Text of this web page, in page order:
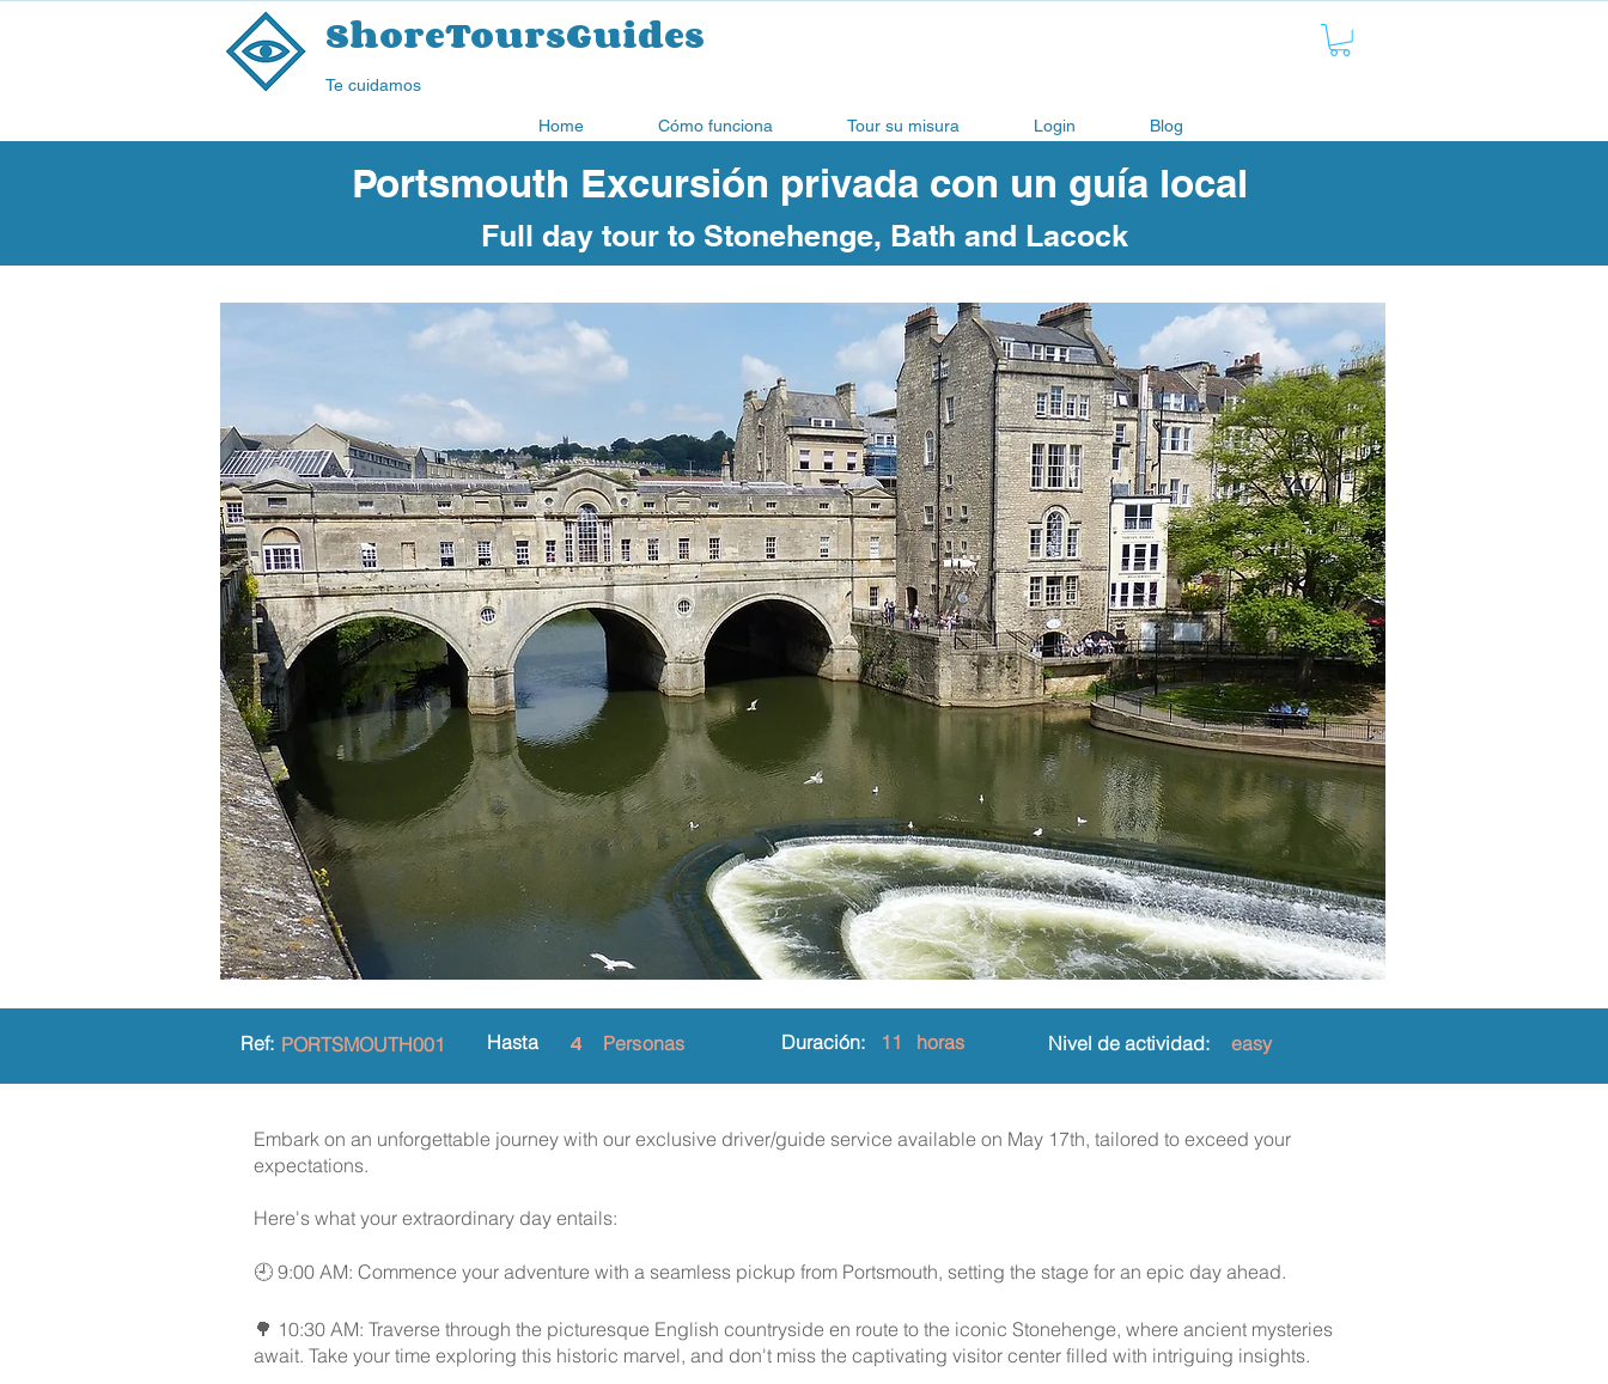
ShoreToursGuides
Te cuidamos
Home Cómo funciona Tour su misura Login Blog
Portsmouth Excursión privada con un guía local
Full day tour to Stonehenge, Bath and Lacock
Ref: PORTSMOUTH001 Hasta 4 Personas Duración: 11 horas Nivel de actividad: easy
Embark on an unforgettable journey with our exclusive driver/guide service available on May 17th, tailored to exceed your
expectations.
Here's what your extraordinary day entails:
🕘 9:00 AM: Commence your adventure with a seamless pickup from Portsmouth, setting the stage for an epic day ahead.
🌳 10:30 AM: Traverse through the picturesque English countryside en route to the iconic Stonehenge, where ancient mysteries
await. Take your time exploring this historic marvel, and don't miss the captivating visitor center filled with intriguing insights.